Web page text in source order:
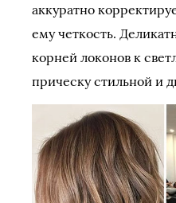
аккуратно
ему четкость.
корней локонов к
прическу стильной и